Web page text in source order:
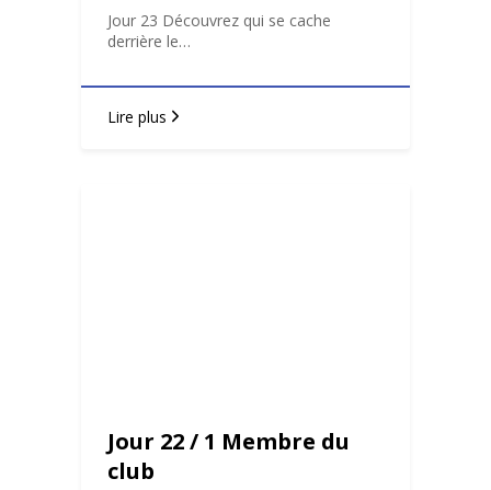
Jour 23 Découvrez qui se cache
derrière le…
Lire plus
Jour 22 / 1 Membre du
club